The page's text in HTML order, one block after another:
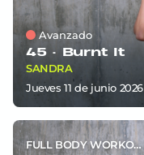
Avanzado
45 · Burnt It
SANDRA
jueves 11 de junio 2026
FULL BODY WORKOUT